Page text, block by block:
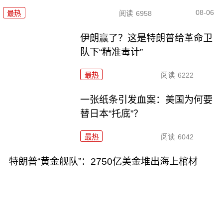
最热 阅读 6958 08-06
伊朗赢了？这是特朗普给革命卫
队下“精准毒计”
最热 阅读 6222
一张纸条引发血案：美国为何要
替日本“托底”？
最热 阅读 6042
特朗普“黄金舰队”：2750亿美金堆出海上棺材